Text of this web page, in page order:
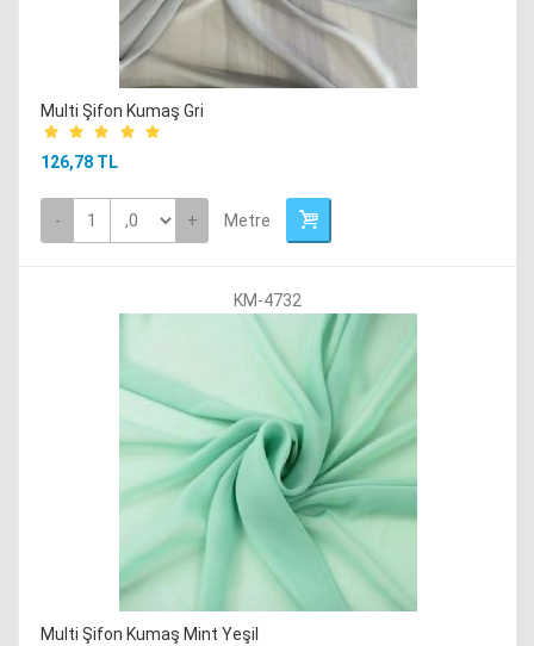
Suni Deri Giyimlik
Süper Alpaka Kumaşlar
Tülbent Kumaşlar
Viskon Kumaşlar
Multi Şifon Kumaş Gri
126,78 TL
- + Metre
KM-4732
Multi Şifon Kumaş Mint Yeşil